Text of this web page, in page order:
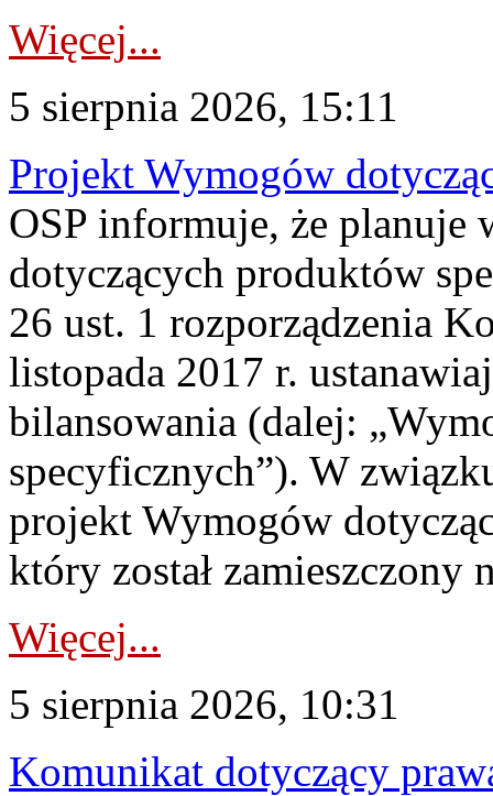
Więcej...
5 sierpnia 2026, 15:11
Projekt Wymogów
OSP informuje, że planuje
dotyczących produktów
26 ust. 1 rozporządzenia
listopada 2017 r.
bilansowania (dalej:
specyficznych”). W
projekt Wymogów
który został zamieszczony
Więcej...
5 sierpnia 2026, 10:31
Komunikat dotyczący